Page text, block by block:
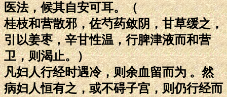
医法，候其自安可耳。（
桂枝和营散邪，佐芍药敛阴，甘草缓之，
引以姜枣，辛甘性温，行脾津液而和营
卫，则渴止。）
凡妇人行经时遇冷，则余血留而为 。然
病妇人恒有之，或不碍子宫，则仍行经而